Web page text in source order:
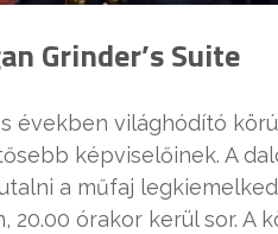
Grinder’s Suite
években világhódító
képviselőinek. A
a műfaj
órakor kerül sor. A